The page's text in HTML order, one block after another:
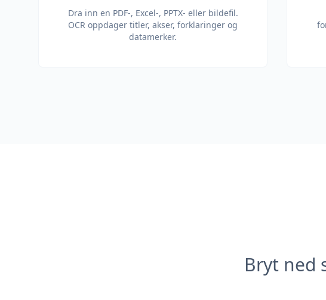
Dra inn en PDF-, Excel-, PPTX- eller bildefil.
OCR oppdager titler, akser, forklaringer og
datamerker.
Bryt ned